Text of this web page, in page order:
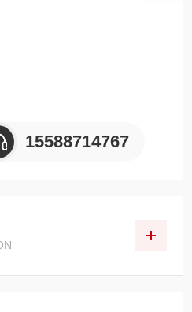
箱体型MCH18/ET COMPACT；
；
）；
15588714767